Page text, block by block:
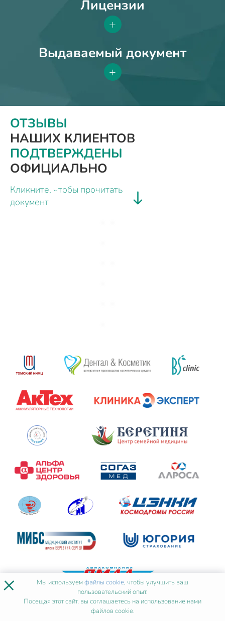
Лицензии
+
Выдаваемый документ
+
ОТЗЫВЫ
НАШИХ КЛИЕНТОВ
ПОДТВЕРЖДЕНЫ
ОФИЦИАЛЬНО
Кликните, чтобы прочитать
документ
× Мы используемфайлы cookie, чтобы улучшить ваш
пользовательский опыт.
Посещая этот сайт, вы соглашаетесь на использование нами
файлов cookie.